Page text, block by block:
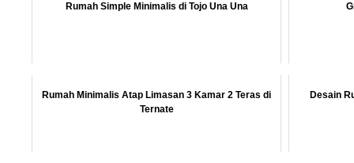
Rumah Simple Minimalis di Tojo Una Una
Rumah Minimalis Atap Limasan 3 Kamar 2 Teras di
Ternate
Desain